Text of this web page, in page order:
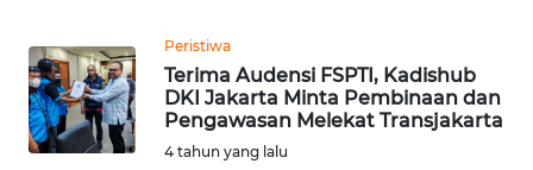
Peristiwa
Terima Audensi FSPTI, Kadishub
DKI Jakarta Minta Pembinaan dan
Pengawasan Melekat Transjakarta
4 tahun yang lalu
PADANG
LAWAS
WN
SUMEDANG